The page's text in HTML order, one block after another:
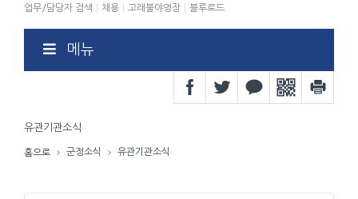
업무/담당자 검색 채용 고래불야영장 블루로드
메뉴
유관기관소식
홈으로 군정소식 유관기관소식